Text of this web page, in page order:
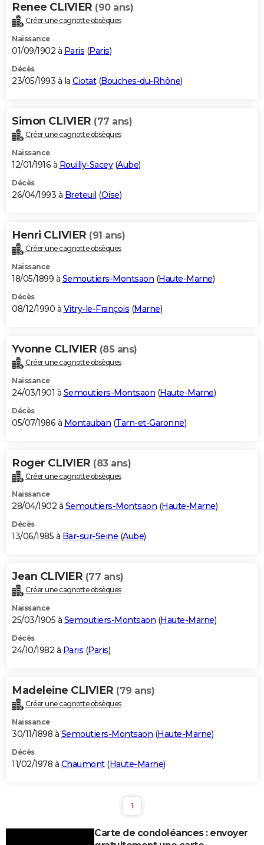
Renee CLIVIER (90 ans)
Créer une cagnotte obsèques
Naissance
01/09/1902 à Paris (Paris)
Décès
23/05/1993 à la Ciotat(Bouches-du-Rhône)
Simon CLIVIER (77 ans)
Créer une cagnotte obsèques
Naissance
12/01/1916 à Rouilly-Sacey(Aube)
Décès
26/04/1993 à Breteuil (Oise)
Henri CLIVIER (91 ans)
Créer une cagnotte obsèques
Naissance
18/05/1899 à Semoutiers-Montsaon (Haute-Marne)
Décès
08/12/1990 à Vitry-le-François (Marne)
Yvonne CLIVIER (85 ans)
Créer une cagnotte obsèques
Naissance
24/03/1901 à Semoutiers-Montsaon (Haute-Marne)
Décès
05/07/1986 à Montauban (Tarn-et-Garonne)
Roger CLIVIER (83 ans)
Créer une cagnotte obsèques
Naissance
28/04/1902 à Semoutiers-Montsaon (Haute-Marne)
Décès
13/06/1985 à Bar-sur-Seine (Aube)
Jean CLIVIER (77 ans)
Créer une cagnotte obsèques
Naissance
25/03/1905 à Semoutiers-Montsaon (Haute-Marne)
Décès
24/10/1982 à Paris (Paris)
Madeleine CLIVIER (79 ans)
Créer une cagnotte obsèques
Naissance
30/11/1898 à Semoutiers-Montsaon (Haute-Marne)
Décès
11/02/1978 à Chaumont(Haute-Marne)
1
Carte de condoléances : envoyer